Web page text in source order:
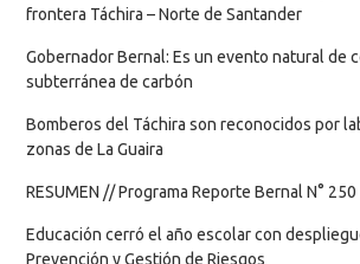
frontera Táchira – Norte de Santander
Gobernador Bernal: Es un evento natural de
subterránea de carbón
Bomberos del Táchira son reconocidos por
zonas de La Guaira
RESUMEN // Programa Reporte Bernal N° 250
Educación cerró el año escolar con
Prevención y Gestión de Riesgos